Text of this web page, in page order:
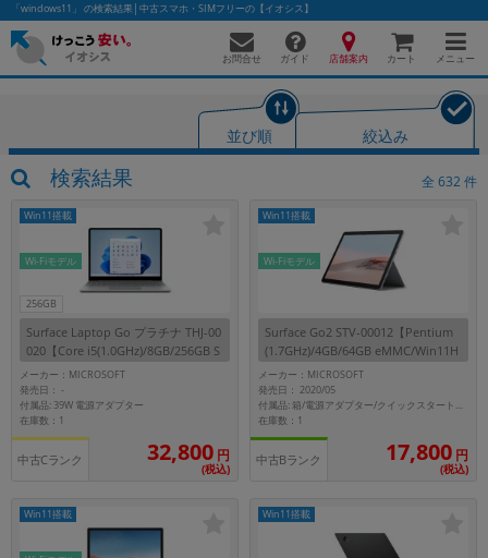
「windows11」 の検索結果│中古スマホ・SIMフリーの【イオシス】
お問合せ ガイド 店舗案内 カート メニュー
並び順 絞込み
検索結果 全632 件
256GB
Wi-Fiモデル
Win11搭載
Surface Laptop Go プラチナ THJ-00
020【Core i5(1.0GHz)/8GB/256GB S
SD/Win11Pro】
メーカー：MICROSOFT
発売日：-
付属品: 39W 電源アダプター
在庫数：1
中古Cランク 32,800 円
(税込)
Wi-Fiモデル
Win11搭載
Surface Go2 STV-00012【Pentium
(1.7GHz)/4GB/64GB eMMC/Win11H
ome】
メーカー：MICROSOFT
発売日： 2020/05
付属品: 箱/電源アダプター/クイックスタートガイド
在庫数：1
中古Bランク 17,800 円
(税込)
Win11搭載 Win11搭載
かんたんパソコン検索に切り替える
フリーワード
除外ワード
人気の検索ワード： Let's note EliteBookMacBook
カテゴリー
商品ジャンルの絞り込み
「スマートフォン」「タブレット」など
シリーズ
商品シリーズ名・ブランド名の絞り込み。
製造、販売メーカーの絞り込み